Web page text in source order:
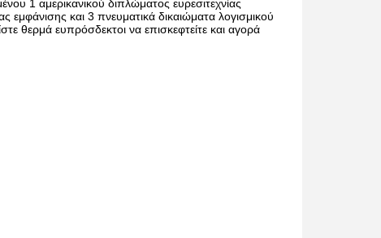
1 αμερικανικού διπλώματος ευρεσιτεχνίας
και 3 πνευματικά δικαιώματα λογισμικού
θερμά ευπρόσδεκτοι να επισκεφτείτε και αγορά